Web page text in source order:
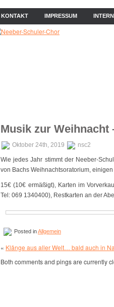
KONTAKT IMPRESSUM
Musik zur
Oktober 24th, 2019 nsc2
Wie jedes Jahr stimmt der Neeber-
von Bachs Weihnachtsoratorium,
15€ (10€ ermäßigt), Karten im
Tel: 069 1340400), Restkarten an der
Posted inAllgemein
« Klänge aus aller Welt… bald auch in
Both comments and pings are currently